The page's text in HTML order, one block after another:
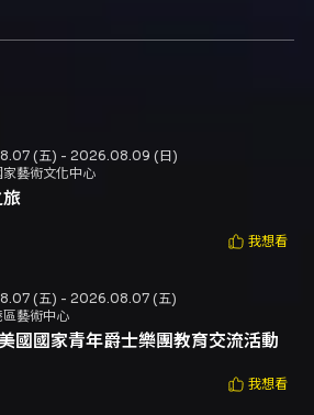
(五) - 2026.08.09 (日)
藝術文化中心
我想看
(五) - 2026.08.07 (五)
區藝術中心
國國家青年爵士樂團教育交流活動
我想看